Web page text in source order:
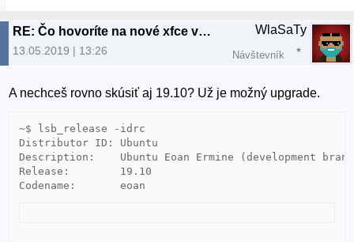
RE: Čo hovoríte na nové xfce v xubuntu19.04
13.05.2019 | 13:26
WlaSaTy
Návštevník
A nechceš rovno skúsiť aj 19.10? Už je možný upgrade.
~$ lsb_release -idrc
Distributor ID: Ubuntu
Description:    Ubuntu Eoan Ermine (development
Release:        19.10